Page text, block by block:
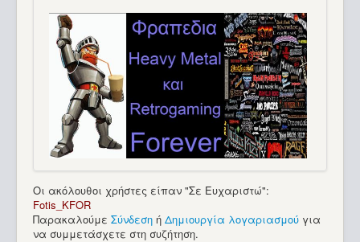
Οι ακόλουθοι χρήστες είπαν "Σε Ευχαριστώ":
Fotis_KFOR
Παρακαλούμε Σύνδεση ή Δημιουργία λογαριασμού για
να συμμετάσχετε στη συζήτηση.